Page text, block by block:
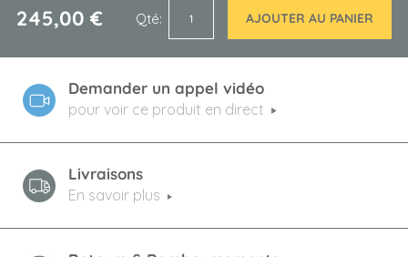
245,00 € Qté AJOUTER AU PANIER
Demander un appel vidéo
pour voir ce produit en direct
Livraisons
En savoir plus
images
gallery